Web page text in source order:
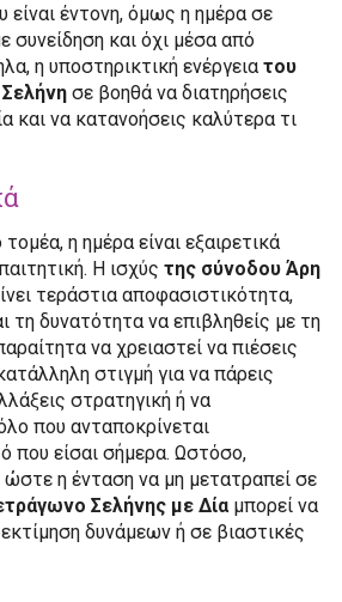
έντονη, όμως η ημέρα σε
συνείδηση και όχι μέσα από
η υποστηρικτική ενέργεια του
σε βοηθά να διατηρήσεις
και να κατανοήσεις καλύτερα τι
η ημέρα είναι εξαιρετικά
Η ισχύς της σύνοδου Άρη
τεράστια αποφασιστικότητα,
τη δυνατότητα να επιβληθείς με τη
να χρειαστεί να πιέσεις
στιγμή για να πάρεις
στρατηγική ή να
που ανταποκρίνεται
που είσαι σήμερα. Ωστόσο,
ώστε η ένταση να μη μετατραπεί σε
Σελήνης με Δίαμπορεί να
δυνάμεων ή σε βιαστικές